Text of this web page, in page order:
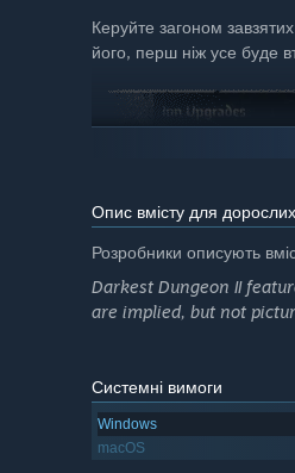
Керуйте загоном
його, перш ніж усе буде
Опис вмісту для дорослих
Розробники описують
Darkest Dungeon II
are implied, but not
Системні вимоги
Windows
macOS